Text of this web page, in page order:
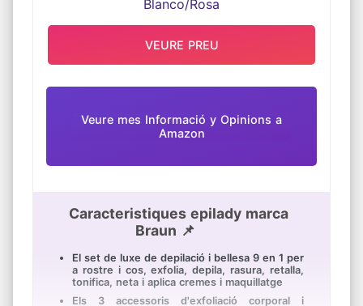
Veure mes Informació y Opinions a
Amazon
Caracteristiques epilady marca
Braun 📌
El set de luxe de depilació i bellesa 9 en 1 per
a rostre i cos, exfolia, depila, rasura, retalla,
tonifica, neta i aplica cremes i maquillatge
Els 3 accessoris d'exfoliació corporal i
VEURE PREU